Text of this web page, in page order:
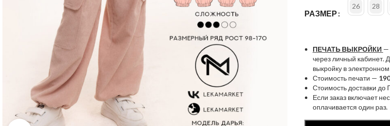
РАЗМЕР
26 28
ПЕЧАТЬ ВЫКРОЙКИ —
через личный кабинет.
выкройку в
Стоимость печати —
Стоимость доставки
Если заказ включает
оплачивается один раз.